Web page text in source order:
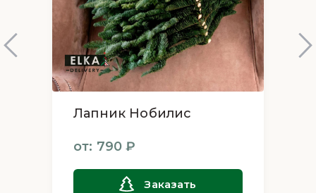
много времени.Быстрая и надежная доставка
Выбрав голубую ель в ElkaDelivery, вы можете
рассчитывать на быструю и безопасную доставку
прямо к вашей двери. Мы обеспечим аккуратную
транспортировку и доставку вашего новогоднего
дерева в идеальном состоянии. Голубая ель в
горшке от ElkaDelivery – это не просто
новогоднее украшение, это символ праздника,
волшебства и стиля. Закажите сейчас и позвольте
этой уникальной ели стать сердцем вашего
новогоднего убранства!
Лапник Нобилис
от: 790 ₽
Заказать